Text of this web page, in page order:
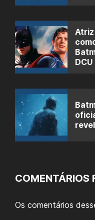
DCU
COMENTÁRIOS
Os comentários